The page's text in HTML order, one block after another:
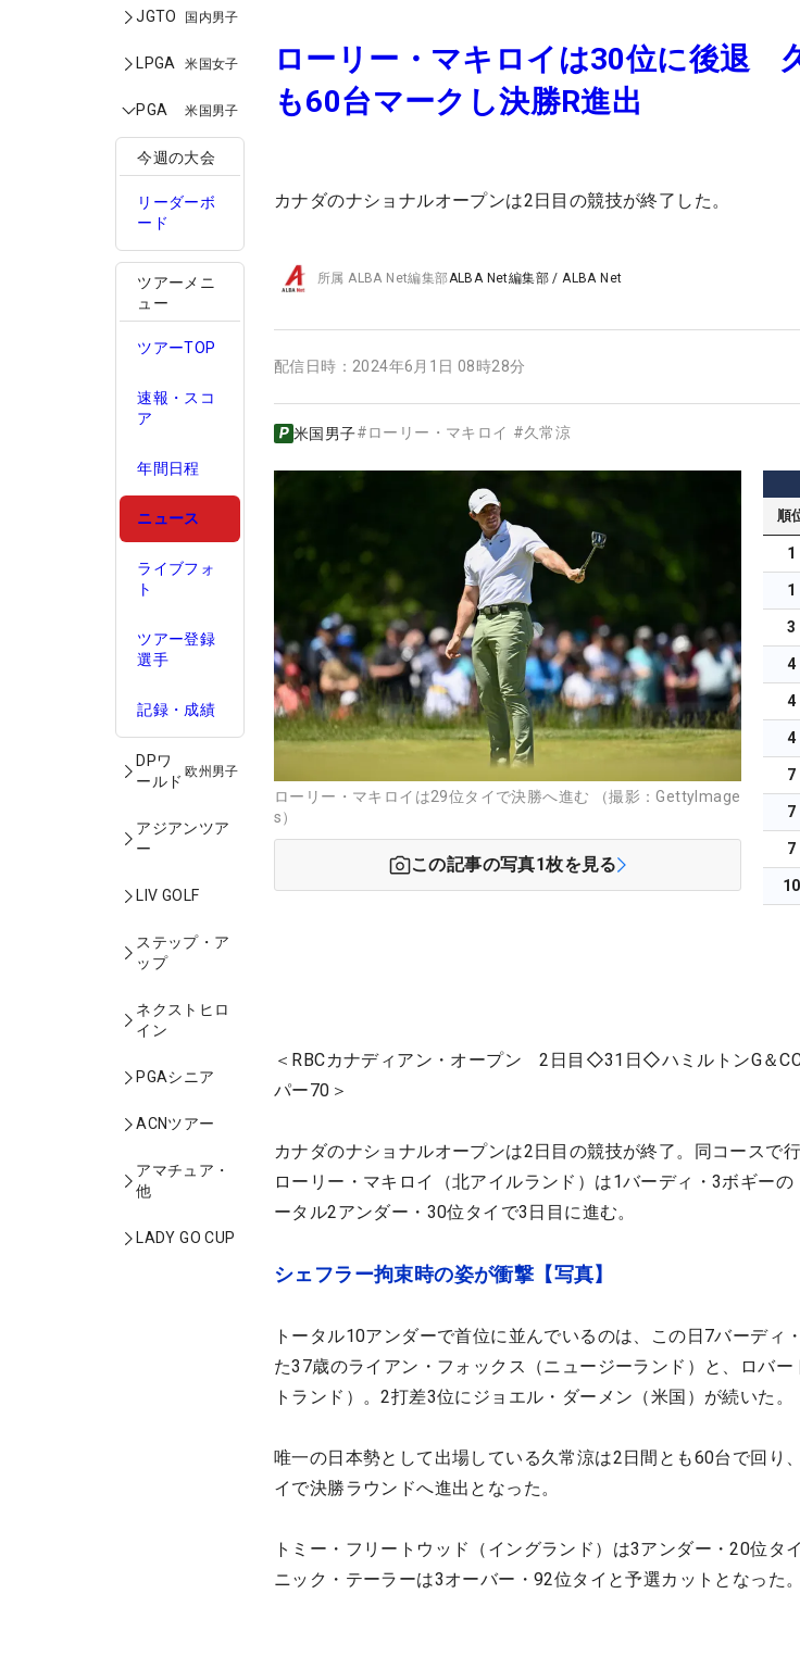
JGTO 国内男子
LPGA 米国女子
PGA 米国男子
今週の大会
リーダーボ
ード
ツアーメニ
ュー
ツアーTOP
速報・スコ
ア
年間日程
ニュース
ライブフォ
ト
ツアー登録
選手
記録・成績
DPワ
ールド
欧州男子
アジアンツア
ー
LIV GOLF
ステップ・ア
ップ
ネクストヒロ
イン
PGAシニア
ACNツアー
アマチュア・
他
LADY GO CUP
ローリー・マキロイは30位に後退
も60台マークし決勝R進出
カナダのナショナルオープンは2日目の競技が終了した。
所属ALBA Net編集部ALBA Net編集部 /ALBA Net
配信日時： 2024年6月1日 08時28分
米国男子#ローリー・マキロイ #久常涼
ローリー・マキロイは29位タイで決勝へ進む （撮影：GettyImage
s）
この記事の写真1枚を見る
順
1
1
3
4
4
4
7
7
7
10
＜RBCカナディアン・オープン 2日目◇31日◇ハミルトンG＆
パー70＞
カナダのナショナルオープンは2日目の競技が終了。同コースで
ローリー・マキロイ（北アイルランド）は1バーディ・3ボギー
ータル2アンダー・30位タイで3日目に進む。
シェフラー拘束時の姿が衝撃【写真】
トータル10アンダーで首位に並んでいるのは、この日7バーディ
た37歳のライアン・フォックス（ニュージーランド）と、ロバ
トランド）。2打差3位にジョエル・ダーメン（米国）が続いた。
唯一の日本勢として出場している久常涼は2日間とも60台で回り
イで決勝ラウンドへ進出となった。
トミー・フリートウッド（イングランド）は3アンダー・20位タ
ニック・テーラーは3オーバー・92位タイと予選カットとなった。